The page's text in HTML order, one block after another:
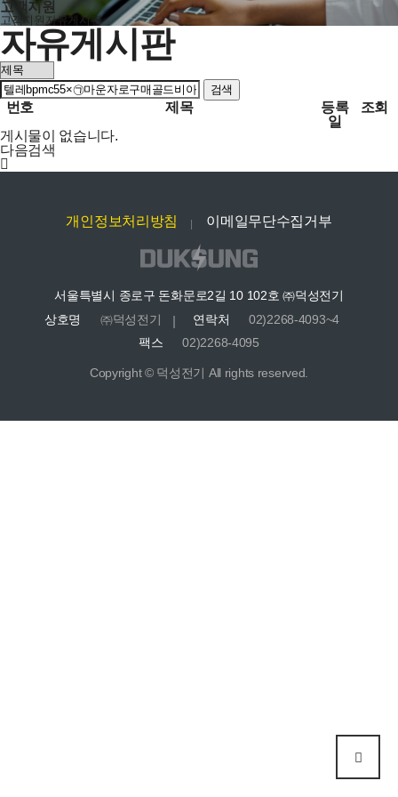
고객지원
고객지원 자유게시판
자유게시판
검색
번호 제목
등록
일
조회
게시물이 없습니다.
다음검색
개인정보처리방침 이메일무단수집거부
서울특별시 종로구 돈화문로2길 10 102호 ㈜덕성전기
상호명
㈜덕성전기 연락처
02)2268-4093~4
팩스
02)2268-4095
Copyright © 덕성전기 All rights reserved.